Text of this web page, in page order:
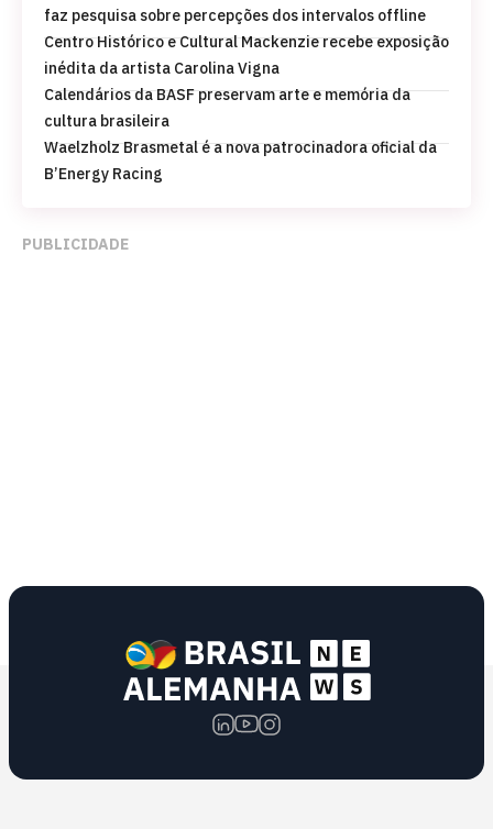
faz pesquisa sobre percepções dos intervalos offline
Centro Histórico e Cultural Mackenzie recebe exposição
inédita da artista Carolina Vigna
Calendários da BASF preservam arte e memória da
cultura brasileira
Waelzholz Brasmetal é a nova patrocinadora oficial da
B’Energy Racing
PUBLICIDADE